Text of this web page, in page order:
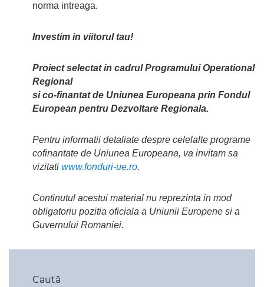
norma intreaga.
Investim in viitorul tau!
Proiect selectat in cadrul Programului Operational
Regional
si co-finantat de Uniunea Europeana prin Fondul
European pentru Dezvoltare Regionala.
Pentru informatii detaliate despre celelalte programe
cofinantate de Uniunea Europeana, va invitam sa
vizitati www.fonduri-ue.ro.
Continutul acestui material nu reprezinta in mod
obligatoriu pozitia oficiala a Uniunii Europene si a
Guvernului Romaniei.
Caută